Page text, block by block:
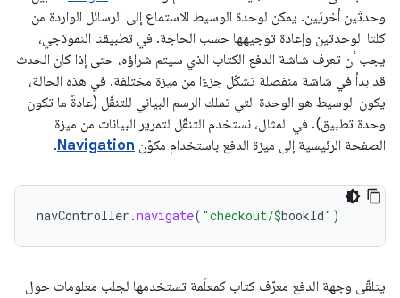
وحدتَين أخريَين. يمكن لوحدة الوسيط الاستماع إلى الرسائل الواردة من
كلتا الوحدتين وإعادة توجيهها حسب الحاجة. في تطبيقنا النموذجي،
يجب أن تعرف شاشة الدفع الكتاب الذي سيتم شراؤه، حتى إذا كان الحدث
قد بدأ في شاشة منفصلة تشكّل جزءًا من ميزة مختلفة. في هذه الحالة،
يكون الوسيط هو الوحدة التي تملك الرسم البياني للتنقّل (عادةً ما تكون
وحدة تطبيق). في المثال، نستخدم التنقّل لتمرير البيانات من ميزة
الصفحة الرئيسية إلى ميزة الدفع باستخدام مكوّن Navigation
.
navController .navigate( "checkout/$bookId" )
يتلقّى وجهة الدفع معرّف كتاب كمعلَمة تستخدمها لجلب معلومات حول